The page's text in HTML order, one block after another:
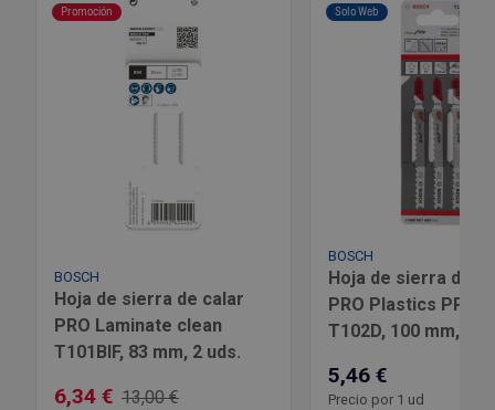
Promoción
BOSCH
Hoja de sierra de calar
PRO Laminate clean
T101BIF, 83 mm, 2 uds.
6,34 € 13,00 €
Solo Web
BOSCH
Hoja de sierra de
PRO Plastics PP
T102D, 100 mm, 3
5,46 €
Precio por 1 ud
Outlet Técnica de fluidos
Outlet Tiradores y manillas
Outlet Tornilleria
Outlet Transmisiones
Outlet Utillajes y accesorios para maquinaria
Outlet Ventilación y calefacción